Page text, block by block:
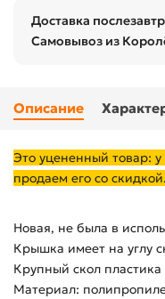
Доставка
Самовывоз из
Описание
Это уцененный товар:
продаем его со
Новая, не была в
Крышка имеет на углу
Крупный скол
Материал: